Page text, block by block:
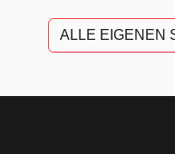
ALLE EIGENEN